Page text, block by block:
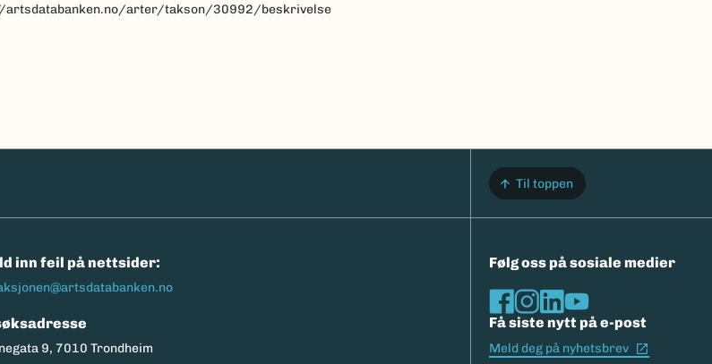
artsdatabanken.no/arter/takson/30992/beskrivelse
Til toppen
inn feil på nettsider:
9, 7010 Trondheim
Følg oss på sosiale medier
Få siste nytt på e-post
Meld deg på nyhetsbrev